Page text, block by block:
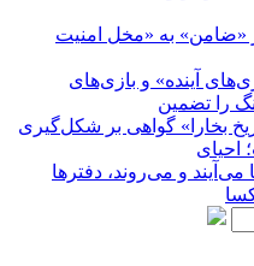
«ضامن» به «مخل امنیت
آینده» و بازی‌های
را تضمین
بخارا» گواهی بر شکل‌گیری
احیای
و می‌روند، دفترها